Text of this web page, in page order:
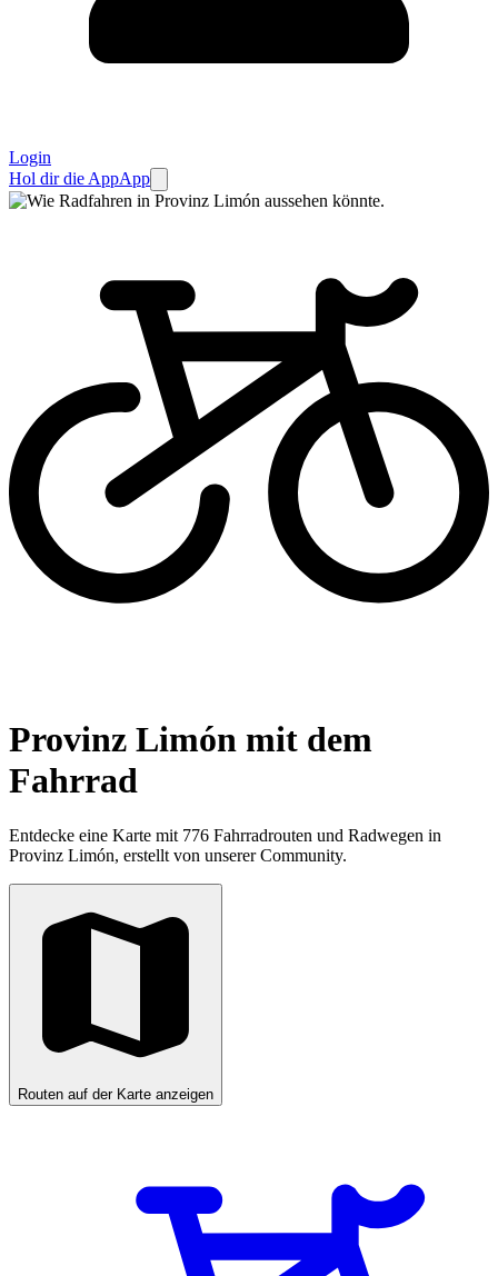
Login
Hol dir die AppApp
Provinz Limón mit dem
Fahrrad
Entdecke eine Karte mit 776 Fahrradrouten und Radwegen in
Provinz Limón, erstellt von unserer Community.
Routen auf der Karte anzeigen